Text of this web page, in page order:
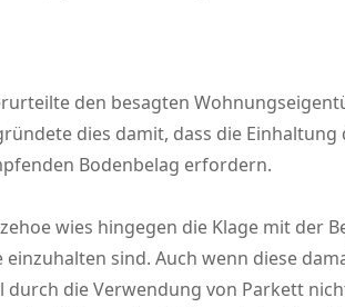
den besagten
dies damit, dass die
Bodenbelag erfordern.
wies hingegen die Klage mit der
sind. Auch wenn diese
durch die Verwendung von Parkett